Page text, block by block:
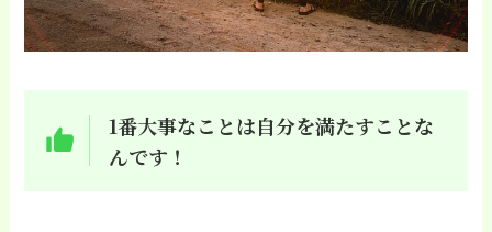
1番大事なことは自分を満たすことな
んです！